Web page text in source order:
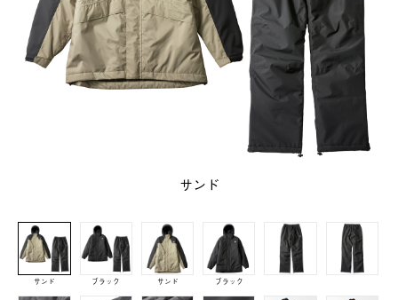
サンド
サンド ブラック サンド ブラック